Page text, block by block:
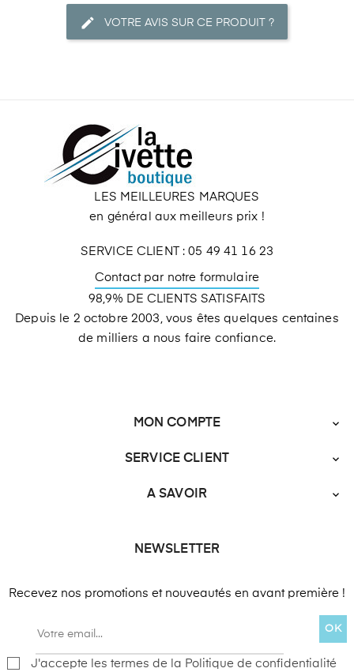
VOTRE AVIS SUR CE PRODUIT ?
LES MEILLEURES MARQUES
en général aux meilleurs prix !
SERVICE CLIENT : 05 49 41 16 23
Contact par notre formulaire
98,9% DE CLIENTS SATISFAITS
Depuis le 2 octobre 2003, vous êtes quelques centaines
de milliers a nous faire confiance.
MON COMPTE 
SERVICE CLIENT 
A SAVOIR 
NEWSLETTER
Recevez nos promotions et nouveautés en avant première !
OK
J'accepte les termes de la Politique de confidentialité